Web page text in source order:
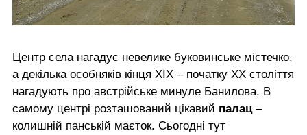
Центр села нагадує невелике буковинське містечко,
а декілька особняків кінця ХІХ – початку ХХ століття
нагадують про австрійське минуле Банилова. В
самому центрі розташований цікавий палац –
колишній панській маєток. Сьогодні тут